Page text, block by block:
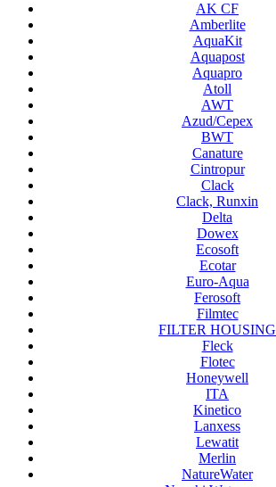
AK CF
Amberlite
AquaKit
Aquapost
Aquapro
Atoll
AWT
Azud/Cepex
BWT
Canature
Cintropur
Clack
Clack, Runxin
Delta
Dowex
Ecosoft
Ecotar
Euro-Aqua
Ferosoft
Filmtec
FILTER HOUSING
Fleck
Flotec
Honeywell
ITA
Kinetico
Lanxess
Lewatit
Merlin
NatureWater